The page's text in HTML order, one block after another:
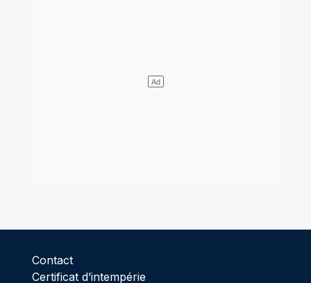
Contact
Certificat d’intempérie